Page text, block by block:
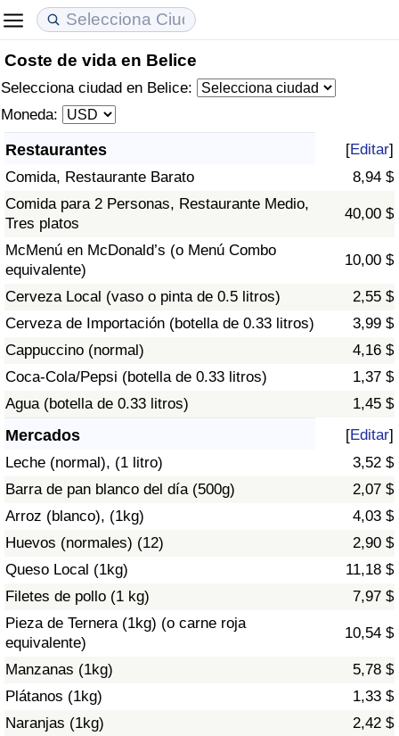
Coste de vida en Belice
Selecciona ciudad en Belice:
Moneda:
Restaurantes [Editar]
Comida, Restaurante Barato
8,94 $
Comida para 2 Personas, Restaurante Medio,
Tres platos
40,00 $
McMenú en McDonald’s (o Menú Combo
equivalente)
10,00 $
Cerveza Local (vaso o pinta de 0.5 litros)
2,55 $
Cerveza de Importación (botella de 0.33 litros)
3,99 $
Cappuccino (normal)
4,16 $
Coca-Cola/Pepsi (botella de 0.33 litros)
1,37 $
Agua (botella de 0.33 litros)
1,45 $
Mercados [Editar]
Leche (normal), (1 litro)
3,52 $
Barra de pan blanco del día (500g)
2,07 $
Arroz (blanco), (1kg)
4,03 $
Huevos (normales) (12)
2,90 $
Queso Local (1kg)
11,18 $
Filetes de pollo (1 kg)
7,97 $
Pieza de Ternera (1kg) (o carne roja
equivalente)
10,54 $
Manzanas (1kg)
5,78 $
Plátanos (1kg)
1,33 $
Naranjas (1kg)
2,42 $
Coste de vida
Índice de Costo de Vida (Actual)
Índice de Costo de Vida
Índice de costo de vida por país
en aqaba
Precios de las propiedades
Índice de Precios de Inmuebles (Actual)
Índice de Precios de Inmuebles
Índice de Precios de Inmuebles por País
Calidad de Vida
Índice de Calidad de Vida
Índice de Calidad de Vida (Actual)
Índice de calidad de vida por país
Delincuencia
Calificación del Índice de Criminalidad
(Actual)
Índice de Criminalidad
Índice de criminalidad por país
Sanidad
Índice de Sanidad (Actual)
Índice de Sanidad
Índice de Sanidad por País
Contaminación
Índice de Contaminación (Actual)
Índice de contaminación